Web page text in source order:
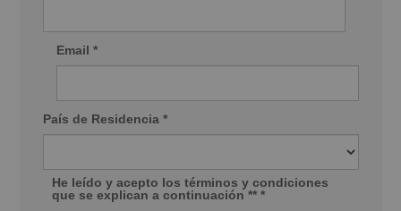
Email *
País de Residencia *
He leído y acepto los términos y condiciones
que se explican a continuación ** *